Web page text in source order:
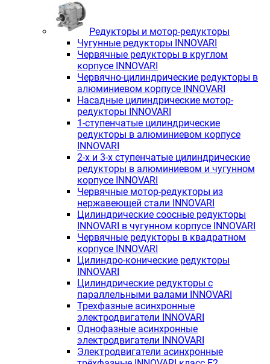
Редукторы и мотор-редукторы
Чугунные редукторы INNOVARI
Червячные редукторы в круглом
корпусе INNOVARI
Червячно-цилиндрические редукторы в
алюминиевом корпусе INNOVARI
Насадные цилиндрические мотор-
редукторы INNOVARI
1-ступенчатые цилиндрические
редукторы в алюминиевом корпусе
INNOVARI
2-х и 3-х ступенчатые цилиндрические
редукторы в алюминиевом и чугунном
корпусе INNOVARI
Червячные мотор-редукторы из
нержавеющей стали INNOVARI
Цилиндрические соосные редукторы
INNOVARI в чугунном корпусе INNOVARI
Червячные редукторы в квадратном
корпусе INNOVARI
Цилиндро-конические редукторы
INNOVARI
Цилиндрические редукторы с
параллельными валами INNOVARI
Трехфазные асинхронные
электродвигатели INNOVARI
Однофазные асинхронные
электродвигатели INNOVARI
Электродвигатели асинхронные